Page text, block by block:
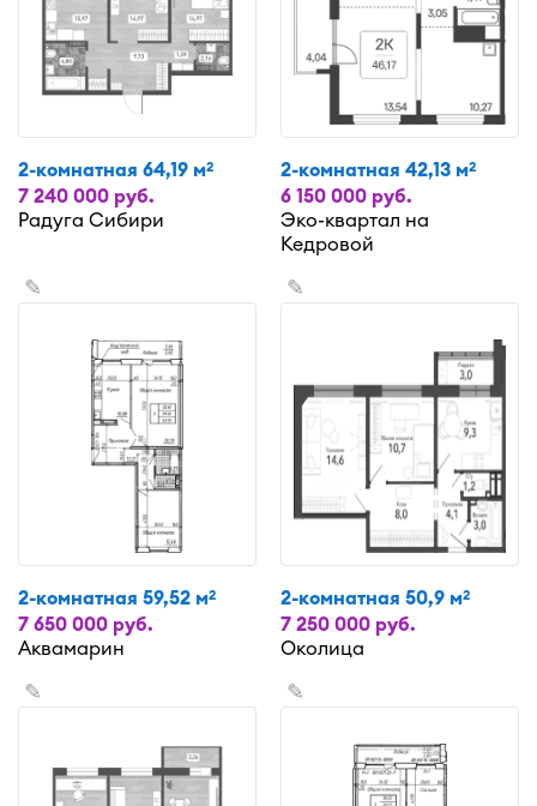
2-комнатная 64,19 м2
7 240 000 руб.
Радуга Сибири
2-комнатная 42,13 м2
6 150 000 руб.
Эко-квартал на
Кедровой
✎
2-комнатная 59,52 м2
7 650 000 руб.
Аквамарин
✎
2-комнатная 50,9 м2
7 250 000 руб.
Околица
✎ ✎